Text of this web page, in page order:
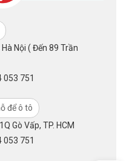
Nội ( Đến 89 Trần
053 751
để ô tô
Gò Vấp, TP. HCM
053 751